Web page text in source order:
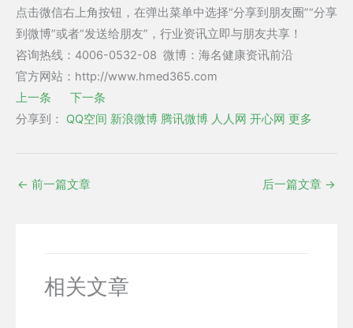
点击微信右上角按钮，在弹出菜单中选择“分享到朋友圈”“分享
到微博”或者“发送给朋友”，行业资讯立即与朋友共享！
咨询热线：4006-0532-08 微博：海名健康资讯前沿
官方网站：http://www.hmed365.com
上一条
下一条
分享到：
QQ空间 新浪微博 腾讯微博 人人网 开心网 更多
← 前一篇文章 后一篇文章 →
相关文章